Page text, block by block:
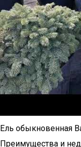
Ель обыкновенная
Преимущества и